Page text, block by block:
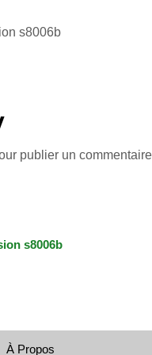
s8006b
publier un
s8006b
À Propos